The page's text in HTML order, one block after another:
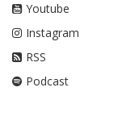
Youtube
Instagram
RSS
Podcast